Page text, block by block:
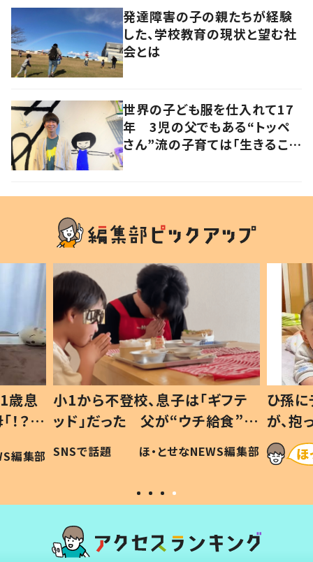
発達障害の子の親たちが経験
した、学校教育の現状と望む社
会とは
世界の子ども服を仕入れて17
年 3児の父でもある“トッペ
さん”流の子育ては「生きること
歳息
？」
編集部
小1から不登校、息子は「ギフテ
ッド」だった 父が“ウチ給食”を
作り続ける理由とは #令和の親
#令和の子
SNSで話題 ほ・とせなNEWS編集部
ひ孫
が、
「涙が
い」